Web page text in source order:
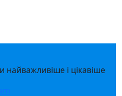
найважливіше і цікавіше